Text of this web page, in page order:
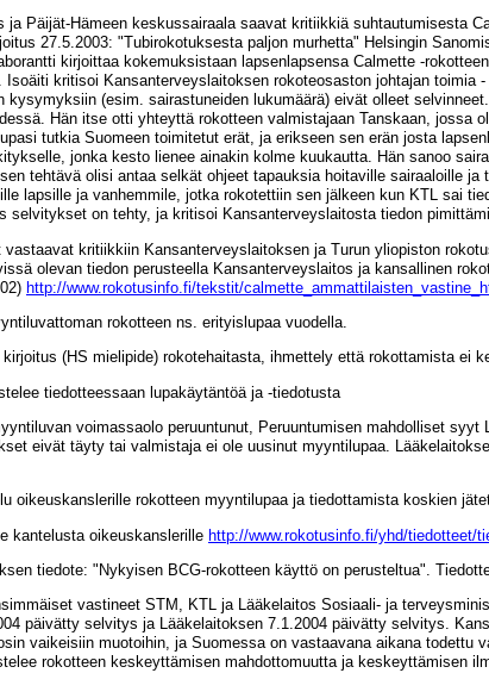
ja Päijät-Hämeen keskussairaala saavat kritiikkiä suhtautumisesta
27.5.2003: "Tubirokotuksesta paljon murhetta" Helsingin
kirjoittaa kokemuksistaan lapsenlapsensa Calmette -
Isoäiti kritisoi Kansanterveyslaitoksen rokoteosaston johtajan
kysymyksiin (esim. sairastuneiden lukumäärä) eivät olleet
Hän itse otti yhteyttä rokotteen valmistajaan Tanskaan, jossa
tutkia Suomeen toimitetut erät, ja erikseen sen erän josta
jonka kesto lienee ainakin kolme kuukautta. Hän sanoo
tehtävä olisi antaa selkät ohjeet tapauksia hoitaville sairaaloille
lapsille ja vanhemmile, jotka rokotettiin sen jälkeen kun KTL sai
selvitykset on tehty, ja kritisoi Kansanterveyslaitosta tiedon
kritiikkiin Kansanterveyslaitoksen ja Turun yliopiston
olevan tiedon perusteella Kansanterveyslaitos ja kansallinen
http://www.rokotusinfo.fi/tekstit/
rokotteen ns. erityislupaa vuodella.
(HS mielipide) rokotehaitasta, ihmettely että rokottamista ei
tiedotteessaan lupakäytäntöä ja -tiedotusta
voimassaolo peruuntunut, Peruuntumisen mahdolliset
eivät täyty tai valmistaja ei ole uusinut myyntilupaa.
oikeuskanslerille rokotteen myyntilupaa ja tiedottamista koskien
kantelusta oikeuskanslerille http://www.rokotusinfo.fi/yhd/tiedotteet/
tiedote: "Nykyisen BCG-rokotteen käyttö on perusteltua".
vastineet STM, KTL ja Lääkelaitos Sosiaali- ja
päivätty selvitys ja Lääkelaitoksen 7.1.2004 päivätty selvitys.
vaikeisiin muotoihin, ja Suomessa on vastaavana aikana todettu
rokotteen keskeyttämisen mahdottomuutta ja keskeyttämisen